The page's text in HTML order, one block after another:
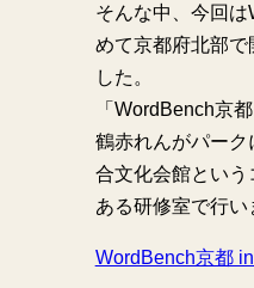
そんな中、今回
めて京都府北部で
した。
「WordBench京
鶴赤れんがパー
合文化会館という
ある研修室で行い
WordBench京都